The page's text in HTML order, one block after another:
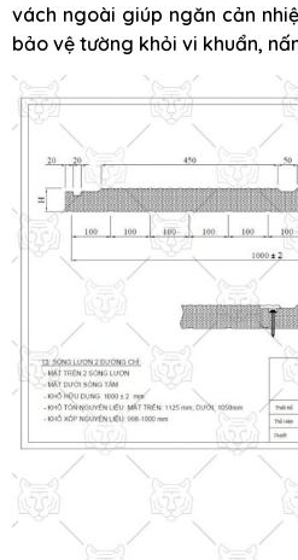
vách ngoài giúp ngăn cản
bảo vệ tường khỏi vi khuẩn,